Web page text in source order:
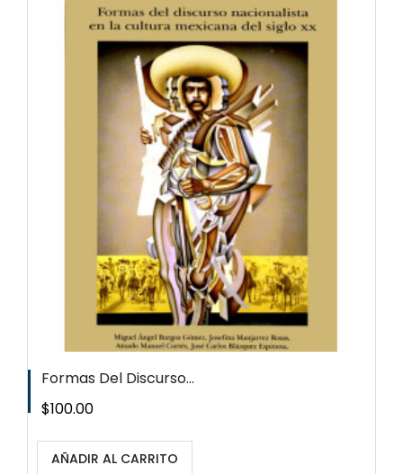
Formas Del Discurso...
Precio
$100.00
AÑADIR AL CARRITO